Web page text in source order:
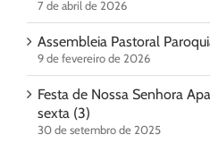
7 de abril de 2026
Assembleia Pastoral
9 de fevereiro de 2026
Festa de Nossa Senhora
sexta (3)
30 de setembro de 2025